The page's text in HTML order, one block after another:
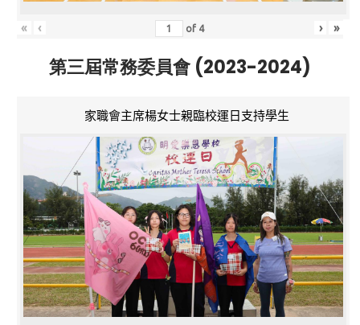
« ‹ of 4 › »
第三屆常務委員會 (2023-2024)
家職會主席楊女士親臨校運日支持學生